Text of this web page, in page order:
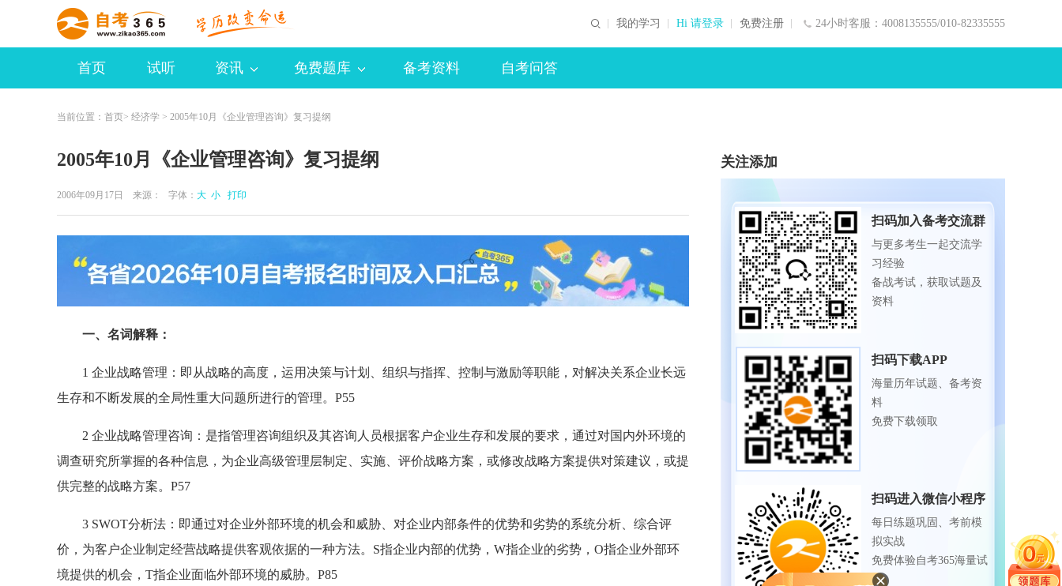
24小时客服：4008135555/010-82335555
我的学习 Hi 请登录 免费注册
首页 试听 资讯 免费题库 备考资料 自考问答
当前位置： 首页> 经济学 > 2005年10月《企业管理咨询》复习提纲
2005年10月《企业管理咨询》复习提纲
2006年09月17日 来源： 字体： 大 小 打印
一、名词解释：
1 企业战略管理：即从战略的高度，运用决策与计划、组织与指挥、控制与激励等职能，对解决关系企业长远
生存和不断发展的全局性重大问题所进行的管理。P55
2 企业战略管理咨询：是指管理咨询组织及其咨询人员根据客户企业生存和发展的要求，通过对国内外环境的
调查研究所掌握的各种信息，为企业高级管理层制定、实施、评价战略方案，或修改战略方案提供对策建议，或提
供完整的战略方案。P57
3 SWOT分析法：即通过对企业外部环境的机会和威胁、对企业内部条件的优势和劣势的系统分析、综合评
价，为客户企业制定经营战略提供客观依据的一种方法。S指企业内部的优势，W指企业的劣势，O指企业外部环
境提供的机会，T指企业面临外部环境的威胁。P85
关注添加
扫码加入备考交流群
与更多考生一起交流学
习经验
备战考试，获取试题及
资料
扫码下载APP
海量历年试题、备考资
料
免费下载领取
扫码进入微信小程序
每日练题巩固、考前模
拟实战
免费体验自考365海量试
题